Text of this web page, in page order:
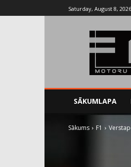
Saturday, August 8, 2026
SĀKUMLAPA
Sākums F1